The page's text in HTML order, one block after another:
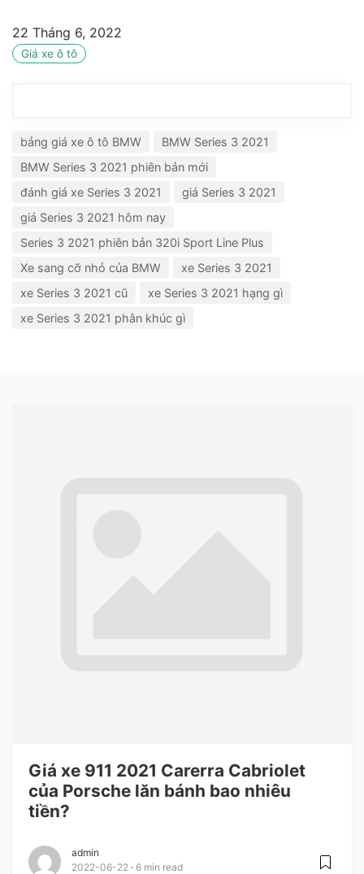
22 Tháng 6, 2022
Giá xe ô tô
bảng giá xe ô tô BMW
BMW Series 3 2021
BMW Series 3 2021 phiên bản mới
đánh giá xe Series 3 2021
giá Series 3 2021
giá Series 3 2021 hôm nay
Series 3 2021 phiên bản 320i Sport Line Plus
Xe sang cỡ nhỏ của BMW
xe Series 3 2021
xe Series 3 2021 cũ
xe Series 3 2021 hạng gì
xe Series 3 2021 phân khúc gì
Giá xe 911 2021 Carerra Cabriolet
của Porsche lăn bánh bao nhiêu
tiền?
admin
2022-06-22
6 min read